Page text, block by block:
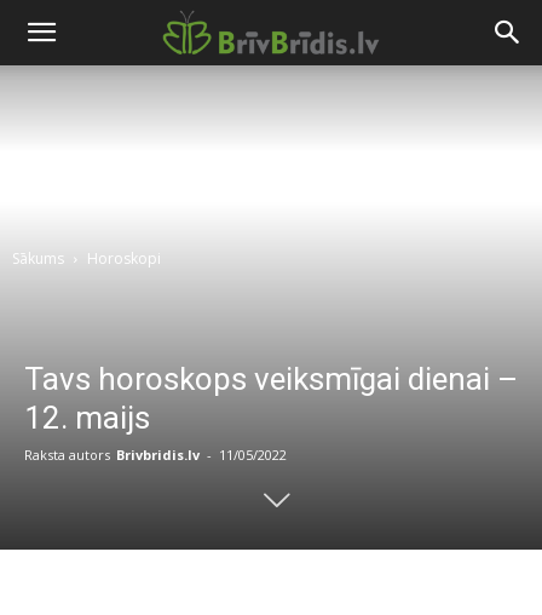
Sākums Horoskopi
Tavs horoskops veiksmīgai dienai –
12. maijs
Raksta autors Brivbridis.lv - 11/05/2022